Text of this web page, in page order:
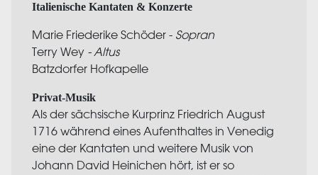
Italienische Kantaten & Konzerte
Marie Friederike Schöder - Sopran
Terry Wey- Altus
Batzdorfer Hofkapelle
Privat-Musik
Als der sächsische Kurprinz Friedrich August
1716 während eines Aufenthaltes in Venedig
eine der Kantaten und weitere Musik von
Johann David Heinichen hört, ist er so